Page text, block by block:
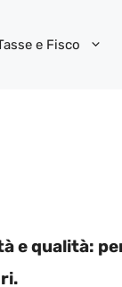
e Fisco
e qualità: